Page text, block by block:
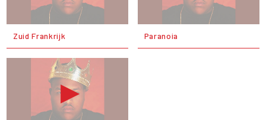
Zuid Frankrijk Paranoia